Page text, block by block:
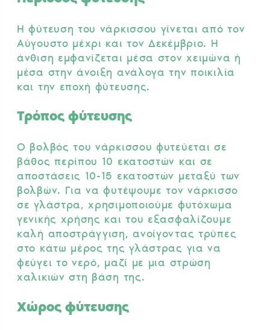
Η φύτευση του νάρκισσου γίνεται από τον
Αύγουστο μέχρι και τον Δεκέμβριο. Η
άνθιση εμφανίζεται μέσα στον χειμώνα ή
μέσα στην άνοιξη ανάλογα την ποικιλία
και την εποχή φύτευσης.
Τρόπος φύτευσης
Ο βολβός του νάρκισσου φυτεύεται σε
βάθος περίπου 10 εκατοστών και σε
αποστάσεις 10-15 εκατοστών μεταξύ των
βολβών. Για να φυτέψουμε τον νάρκισσο
σε γλάστρα, χρησιμοποιούμε φυτόχωμα
γενικής χρήσης και του εξασφαλίζουμε
καλή αποστράγγιση, ανοίγοντας τρύπες
στο κάτω μέρος της γλάστρας για να
φεύγει το νερό, μαζί με μια στρώση
χαλικιών στη βάση της.
Χώρος φύτευσης